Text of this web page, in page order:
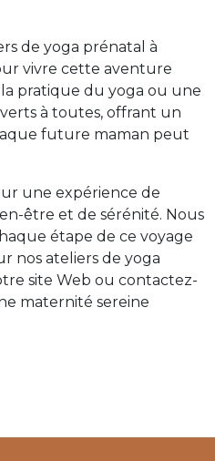
de yoga prénatal à
vivre cette aventure
pratique du yoga ou une
à toutes, offrant un
future maman peut
une expérience de
être et de sérénité. Nous
étape de ce voyage
nos ateliers de yoga
site Web ou contactez-
maternité sereine